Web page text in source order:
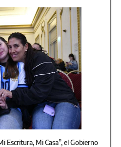
Escritura, Mi Casa”, el Gobierno